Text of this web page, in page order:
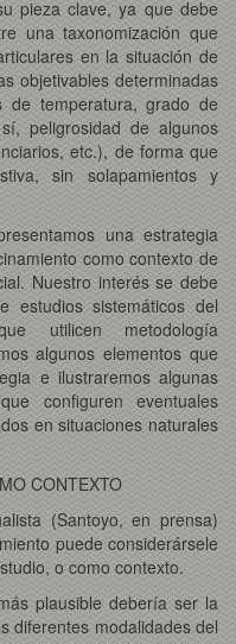
pieza clave, ya que debe
una taxonomización que
en la situación de
objetivables determinadas
de temperatura, grado de
peligrosidad de algunos
etc.), de forma que
sin solapamientos y
una estrategia
como contexto de
Nuestro interés se debe
estudios sistemáticos del
utilicen metodología
algunos elementos que
e ilustraremos algunas
configuren eventuales
en situaciones naturales
CONTEXTO
(Santoyo, en prensa)
puede considerársele
o como contexto.
plausible debería ser la
diferentes modalidades del